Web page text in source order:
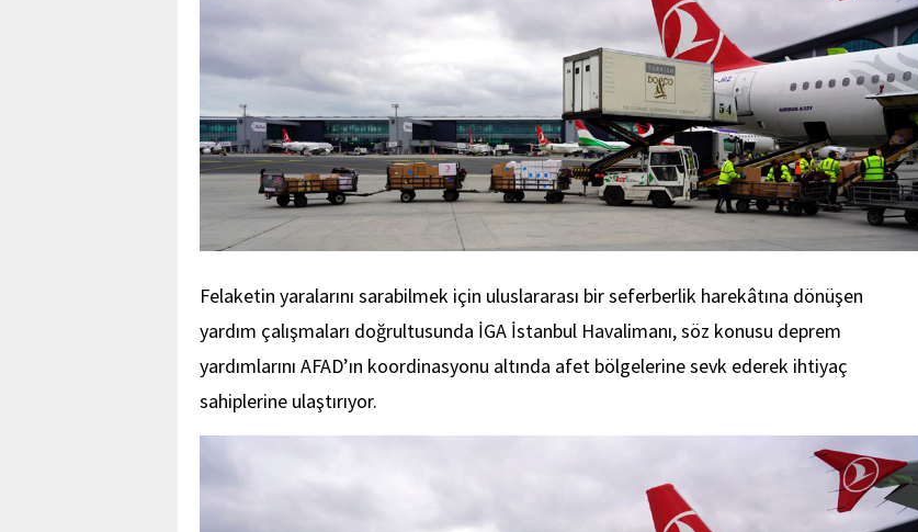
Felaketin yaralarını sarabilmek için uluslararası bir seferberlik harekâtına dönüşen
yardım çalışmaları doğrultusunda İGA İstanbul Havalimanı, söz konusu deprem
yardımlarını AFAD’ın koordinasyonu altında afet bölgelerine sevk ederek ihtiyaç
sahiplerine ulaştırıyor.